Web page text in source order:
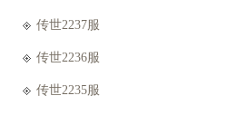
传世2237服
传世2236服
传世2235服